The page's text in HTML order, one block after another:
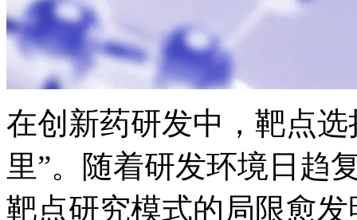
在创新药研发中，靶
里”。随着研发环境日趋复
靶点研究模式的局限愈发